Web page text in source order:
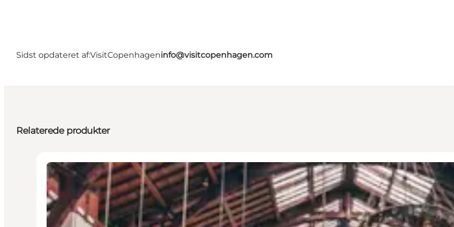
Sidst opdateret af:VisitCopenhageninfo@visitcopenhagen.com
Relaterede produkter
Transport